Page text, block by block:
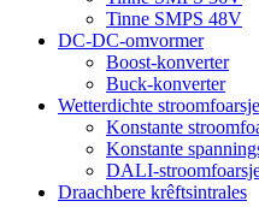
Tinne SMPS 48V
DC-DC-omvormer
Boost-konverter
Buck-konverter
Wetterdichte
Konstante
Konstante
DALI-
Draachbere krêftsintrales